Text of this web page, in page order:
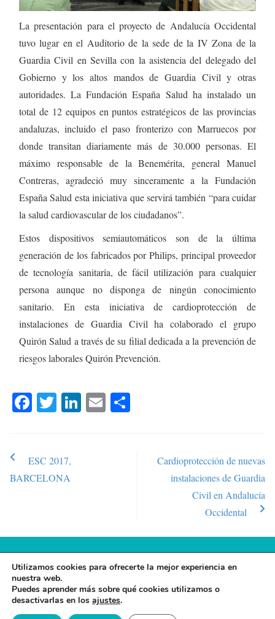
La presentación para el proyecto de Andalucía Occidental
tuvo lugar en el Auditorio de la sede de la IV Zona de la
Guardia Civil en Sevilla con la asistencia del delegado del
Gobierno y los altos mandos de Guardia Civil y otras
autoridades. La Fundación España Salud ha instalado un
total de 12 equipos en puntos estratégicos de las provincias
andaluzas, incluido el paso fronterizo con Marruecos por
donde transitan diariamente más de 30.000 personas. El
máximo responsable de la Benemérita, general Manuel
Contreras, agradeció muy sinceramente a la Fundación
España Salud esta iniciativa que servirá también “para cuidar
la salud cardiovascular de los ciudadanos”.
Estos dispositivos semiautomáticos son de la última
generación de los fabricados por Philips, principal proveedor
de tecnología sanitaria, de fácil utilización para cualquier
persona aunque no disponga de ningún conocimiento
sanitario. En esta iniciativa de cardioprotección de
instalaciones de Guardia Civil ha colaborado el grupo
Quirón Salud a través de su filial dedicada a la prevención de
riesgos laborales Quirón Prevención.
Fa
ok
T
r
Li E
Post navigation
ESC 2017,
BARCELONA
Cardioprotección de nuevas
instalaciones de Guardia
Civil en Andalucía
Occidental
AVISO LEGAL·POLÍTICA DE PRIVACIDAD·POLÍTICA DE
Utilizamos cookies para ofrecerte la mejor experiencia en
nuestra web.
Puedes aprender más sobre qué cookies utilizamos o
desactivarlas en los ajustes.